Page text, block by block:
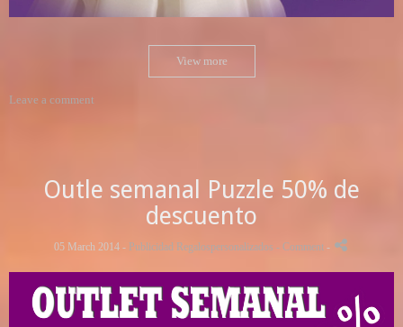
View more
Leave a comment
Outle semanal Puzzle 50% de
descuento
05 March 2014 - Publicidad Regalospersonalizados - Comment -